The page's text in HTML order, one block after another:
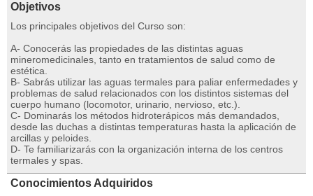
Objetivos
Los principales objetivos del Curso son:
A- Conocerás las propiedades de las distintas aguas
mineromedicinales, tanto en tratamientos de salud como de
estética.
B- Sabrás utilizar las aguas termales para paliar enfermedades y
problemas de salud relacionados con los distintos sistemas del
cuerpo humano (locomotor, urinario, nervioso, etc.).
C- Dominarás los métodos hidroterápicos más demandados,
desde las duchas a distintas temperaturas hasta la aplicación de
arcillas y peloides.
D- Te familiarizarás con la organización interna de los centros
termales y spas.
Conocimientos Adquiridos